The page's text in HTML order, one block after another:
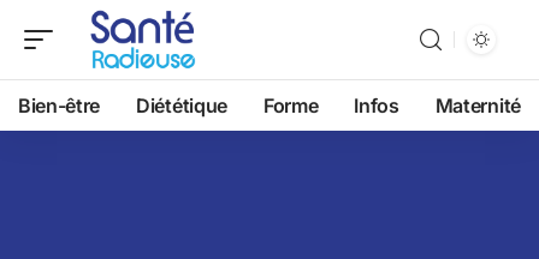
Bien-être Diététique Forme Infos Maternité